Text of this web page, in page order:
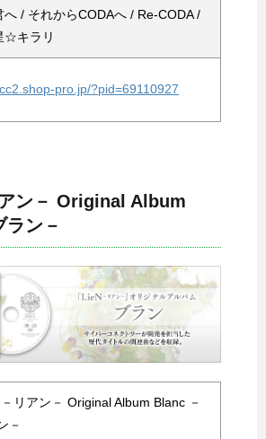
へ / それからCODAへ / Re-CODA /
☆キラリ
pro.jp/?pid=69110927
ン－ Original Album
ン－
リアン－ Original Album Blanc －
－